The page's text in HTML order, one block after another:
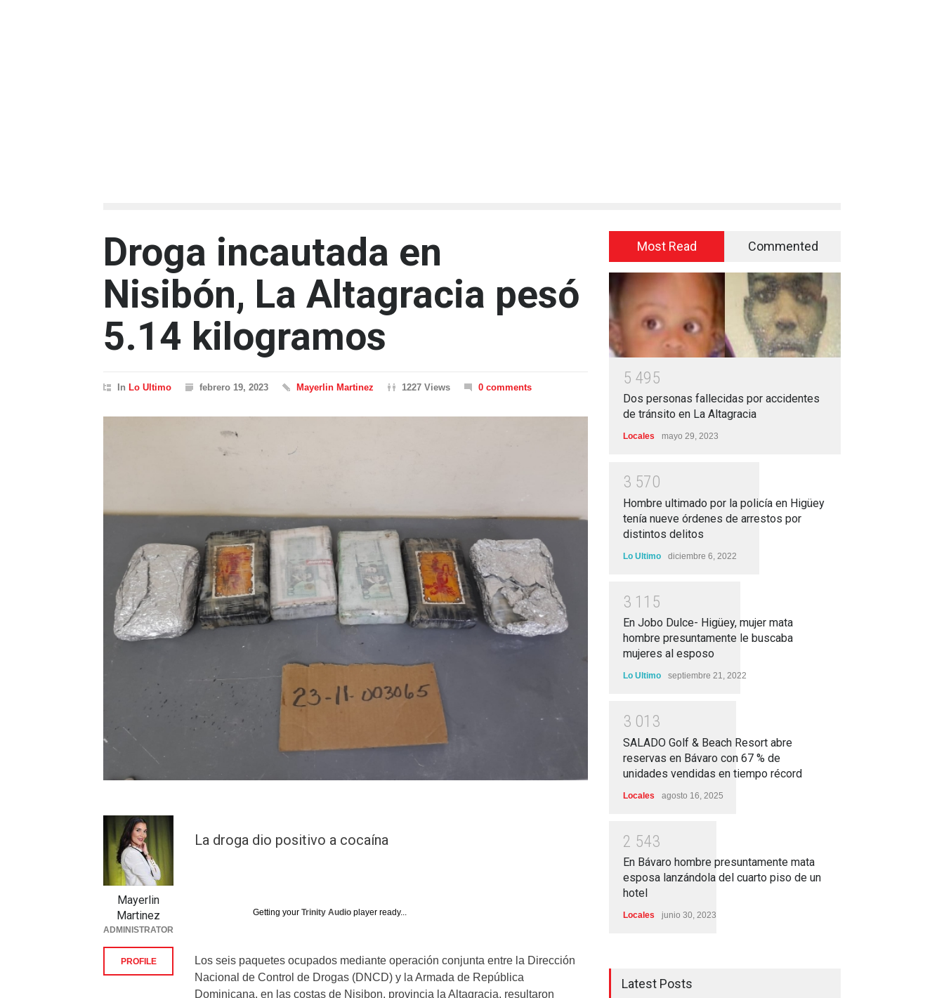
Droga incautada en
Nisibón, La Altagracia pesó
5.14 kilogramos
In Lo Ultimo febrero 19, 2023 Mayerlin Martinez 1227 Views 0 comments
La droga dio positivo a cocaína
Getting your Trinity Audio player ready...
Los seis paquetes ocupados mediante operación conjunta entre la Dirección
Nacional de Control de Drogas (DNCD) y la Armada de República
Dominicana, en las costas de Nisibon, provincia la Altagracia, resultaron
Mayerlin
Martinez
ADMINISTRATOR
PROFILE
Most Read Commented
5 495
Dos personas fallecidas por accidentes
de tránsito en La Altagracia
Locales mayo 29, 2023
3 570
Hombre ultimado por la policía en Higüey
tenía nueve órdenes de arrestos por
distintos delitos
Lo Ultimo diciembre 6, 2022
3 1 1 5
En Jobo Dulce- Higüey, mujer mata
hombre presuntamente le buscaba
mujeres al esposo
Lo Ultimo septiembre 21, 2022
3 01 3
SALADO Golf & Beach Resort abre
reservas en Bávaro con 67 % de
unidades vendidas en tiempo récord
Locales agosto 16, 2025
2 543
En Bávaro hombre presuntamente mata
esposa lanzándola del cuarto piso de un
hotel
Locales junio 30, 2023
Latest Posts